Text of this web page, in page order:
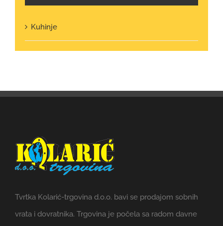
Kuhinje
Tvrtka Kolarić-trgovina d.o.o. bavi se prodajom sobnih
vrata i dovratnika. Trgovina je počela sa radom davne